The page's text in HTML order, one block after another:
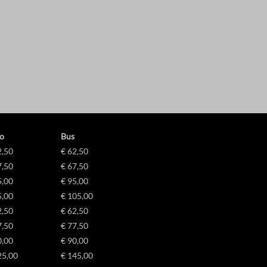
Bus
€ 62,50
€ 67,50
€ 95,00
€ 105,00
€ 62,50
€ 77,50
€ 90,00
€ 145,00